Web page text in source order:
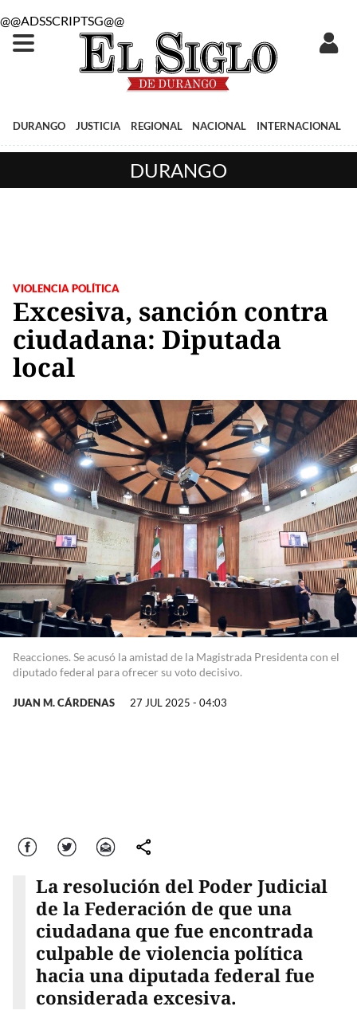
@@ADSSCRIPTSG@@
DURANGO JUSTICIA REGIONAL NACIONAL INTERNACIONAL
DURANGO
VIOLENCIA POLÍTICA
Excesiva, sanción contra
ciudadana: Diputada
local
Reacciones. Se acusó la amistad de la Magistrada Presidenta con el
diputado federal para ofrecer su voto decisivo.
JUAN M. CÁRDENAS 27 JUL 2025 - 04:03
Facebook Twitter Correo comparte
La resolución del Poder Judicial
de la Federación de que una
ciudadana que fue encontrada
culpable de violencia política
hacia una diputada federal fue
considerada excesiva.